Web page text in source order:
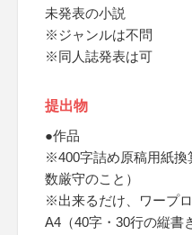
未発表の小説
※ジャンルは不問
※同人誌発表は可
提出物
●作品
※400字詰め原稿用紙換
数厳守のこと）
※出来るだけ、ワープ
A4（40字・30行の縦書